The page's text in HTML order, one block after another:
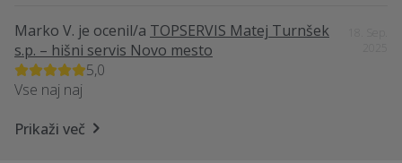
Marko V. je ocenil/a TOPSERVIS Matej Turnšek
s.p. – hišni servis Novo mesto
5,0
Vse naj naj
Prikaži več